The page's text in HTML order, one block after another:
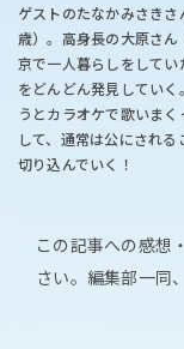
ゲストのたなかみさき
歳）。高身長の大原さ
京で一人暮らしをして
をどんどん発見してい
うとカラオケで歌いま
して、通常は公にされ
切り込んでいく！
この記事への感想
さい。編集部一同